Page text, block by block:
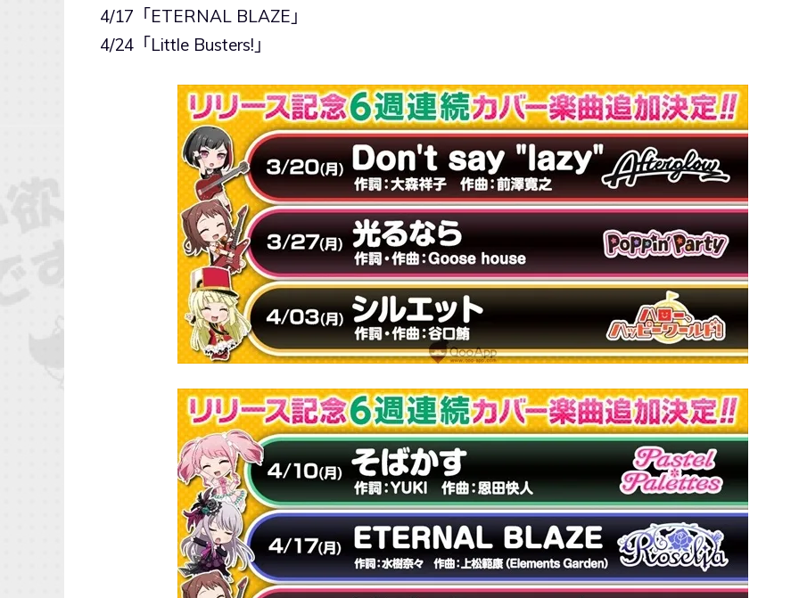
4/17「ETERNAL BLAZE」
4/24「Little Busters!」